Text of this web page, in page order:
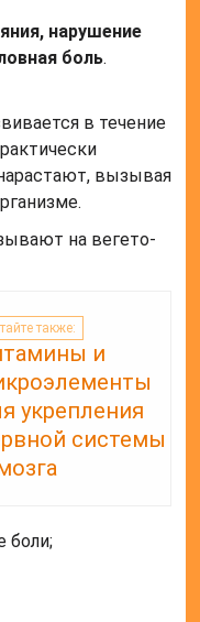
нарушение
боль.
в течение
вызывая
на вегето-
также:
и
укрепления
системы
боли;